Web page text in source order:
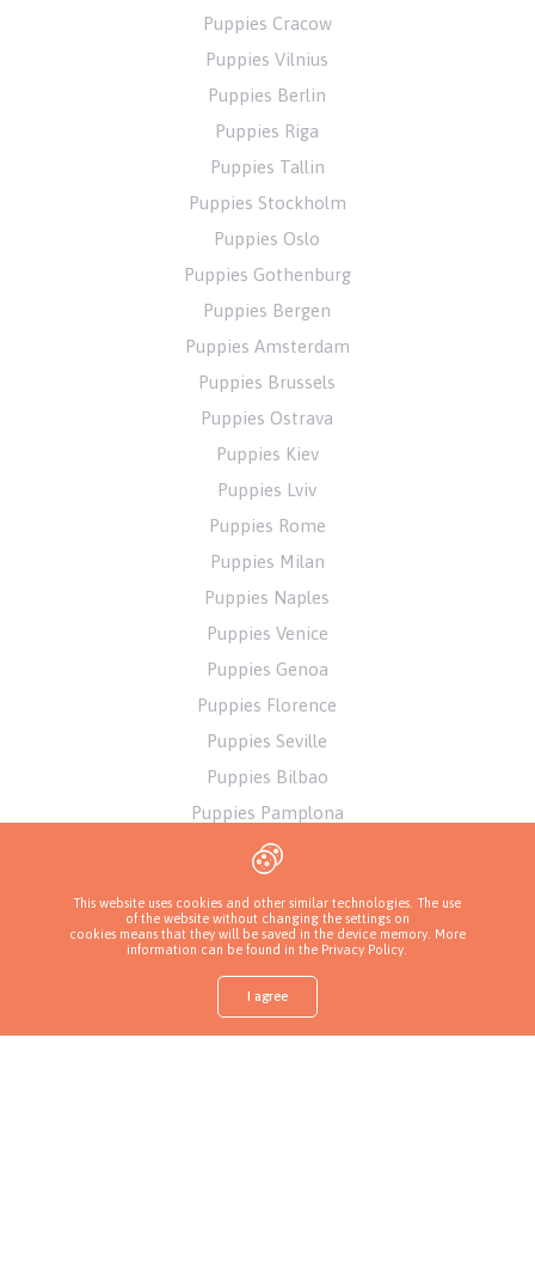
Puppies Cracow
Puppies Vilnius
Puppies Berlin
Puppies Riga
Puppies Tallin
Puppies Stockholm
Puppies Oslo
Puppies Gothenburg
Puppies Bergen
Puppies Amsterdam
Puppies Brussels
Puppies Ostrava
Puppies Kiev
Puppies Lviv
Puppies Rome
Puppies Milan
Puppies Naples
Puppies Venice
Puppies Genoa
Puppies Florence
Puppies Seville
Puppies Bilbao
Puppies Pamplona
Puppies Alicante
Ask about a puppy
This website uses cookies and other similar technologies. The use
of the website without changing the settings on
cookies means that they will be saved in the device memory. More
information can be found in the Privacy Policy
I agree